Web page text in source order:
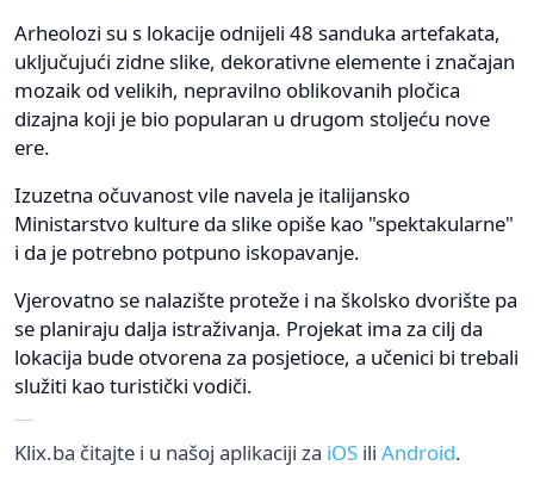
Arheolozi su s lokacije odnijeli 48 sanduka artefakata,
uključujući zidne slike, dekorativne elemente i značajan
mozaik od velikih, nepravilno oblikovanih pločica
dizajna koji je bio popularan u drugom stoljeću nove
ere.
Izuzetna očuvanost vile navela je italijansko
Ministarstvo kulture da slike opiše kao "spektakularne"
i da je potrebno potpuno iskopavanje.
Vjerovatno se nalazište proteže i na školsko dvorište pa
se planiraju dalja istraživanja. Projekat ima za cilj da
lokacija bude otvorena za posjetioce, a učenici bi trebali
služiti kao turistički vodiči.
Klix.ba čitajte i u našoj aplikaciji za iOS ili Android.